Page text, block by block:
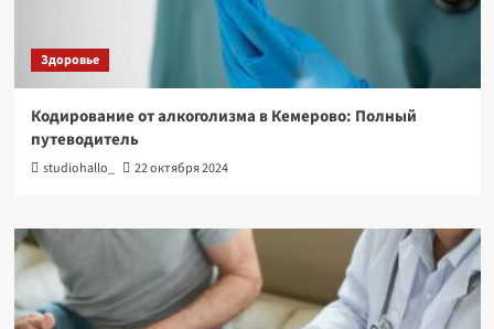
Здоровье
Кодирование от алкоголизма в Кемерово: Полный
путеводитель
studiohallo_ 22 октября 2024